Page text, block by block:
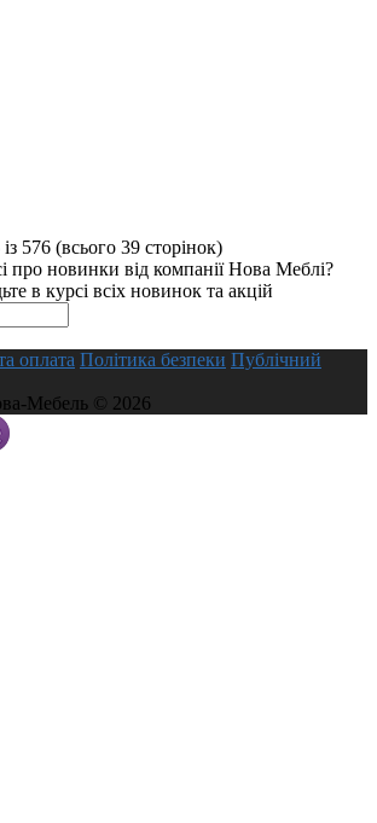
576 (всього 39 сторінок)
про новинки від компанії Нова Меблі?
в курсі всіх новинок та акцій
оплата Політика безпеки Публічний
Мебель © 2026